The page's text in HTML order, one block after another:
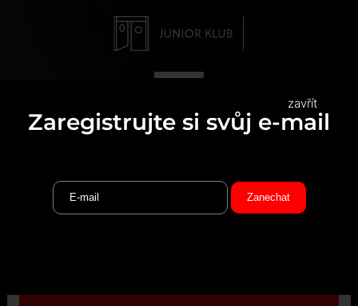
zavřít
Zaregistrujte si svůj e-mail